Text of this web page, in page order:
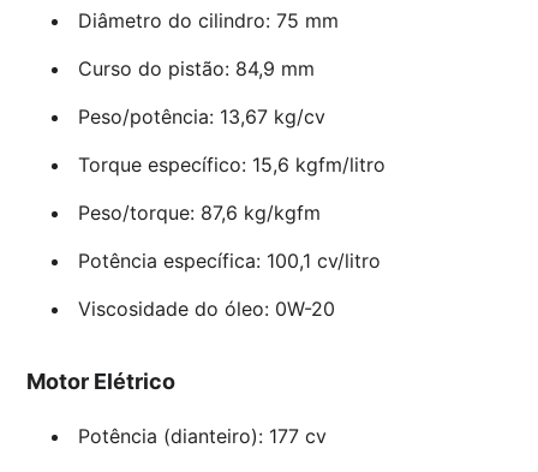
Diâmetro do cilindro: 75 mm
Curso do pistão: 84,9 mm
Peso/potência: 13,67 kg/cv
Torque específico: 15,6 kgfm/litro
Peso/torque: 87,6 kg/kgfm
Potência específica: 100,1 cv/litro
Viscosidade do óleo: 0W-20
Motor Elétrico
Potência (dianteiro): 177 cv